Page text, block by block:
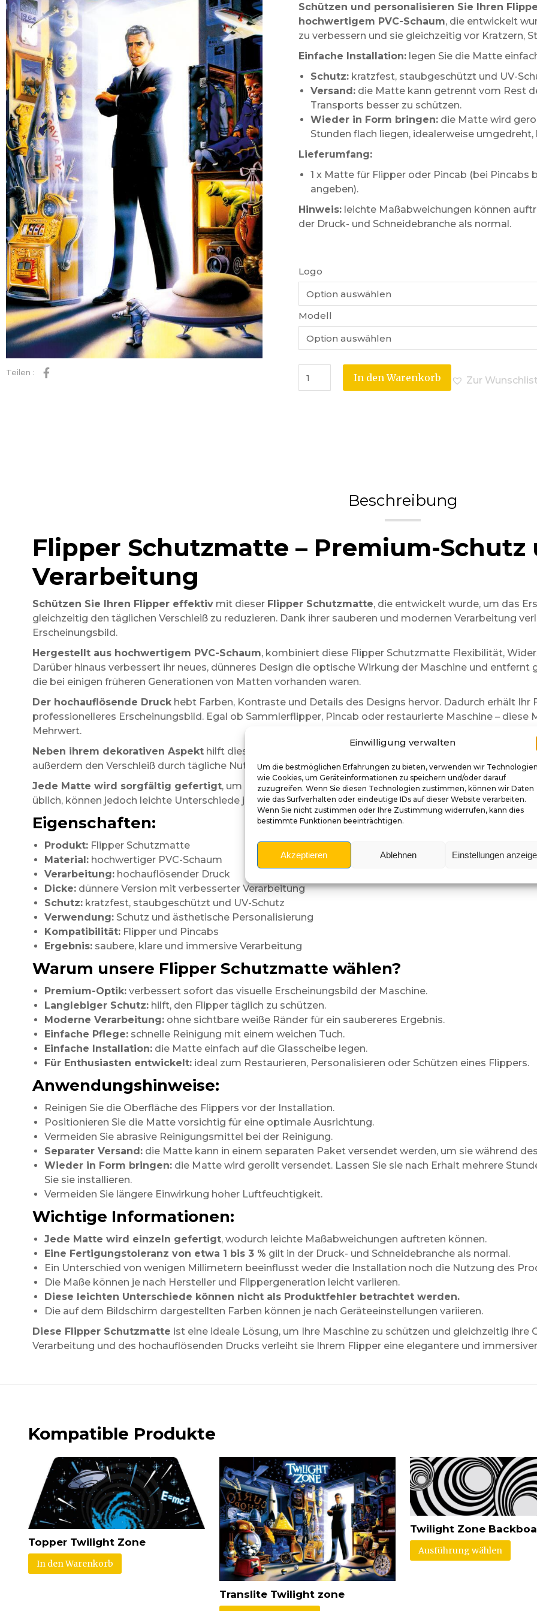
Einwilligung verwalten
Um die bestmöglichen Erfahrungen zu bieten, verwenden wir
wie Cookies, um Geräteinformationen zu speichern und/oder darauf
zuzugreifen. Wenn Sie diesen Technologien zustimmen, können wir Daten
wie das Surfverhalten oder eindeutige IDs auf dieser Website verarbeiten.
Wenn Sie nicht zustimmen oder Ihre Zustimmung widerrufen, kann dies
bestimmte Funktionen beeinträchtigen.
Akzeptieren Ablehnen Einstellungen
Teilen :
Schützen und personalisieren Sie Ihren
hochwertigem PVC-Schaum, die entwickelt
zu verbessern und sie gleichzeitig vor Kratzern,
Einfache Installation:legen Sie die Matte
Schutz:kratzfest, staubgeschützt und UV-
Versand:die Matte kann getrennt vom Rest
Transports besser zu schützen.
Wieder in Form bringen:die Matte wird
Stunden flach liegen, idealerweise umgedreht,
Lieferumfang:
1 x Matte für Flipper oder Pincab (bei
angeben).
Hinweis:leichte Maßabweichungen können
der Druck- und Schneidebranche als normal.
Logo
Modell
In den Warenkorb Zur
Beschreibung
Flipper Schutzmatte – Premium-
Verarbeitung
Schützen Sie Ihren Flipper effektivmit dieser Flipper Schutzmatte, die entwickelt wurde, um das
gleichzeitig den täglichen Verschleiß zu reduzieren. Dank ihrer sauberen und modernen Verarbeitung
Erscheinungsbild.
Hergestellt aus hochwertigem PVC-Schaum, kombiniert diese Flipper Schutzmatte Flexibilität,
Darüber hinaus verbessert ihr neues, dünneres Design die optische Wirkung der Maschine und
die bei einigen früheren Generationen von Matten vorhanden waren.
Der hochauflösende Druckhebt Farben, Kontraste und Details des Designs hervor. Dadurch erhält Ihr
professionelleres Erscheinungsbild. Egal ob Sammlerflipper, Pincab oder restaurierte Maschine –
Mehrwert.
Neben ihrem dekorativen Aspekthilft diese Matte auch dabei, Ihre Maschine vor Mikrokratzern,
außerdem den Verschleiß durch tägliche Nutzung und trägt dazu bei, den allgemeinen Zustand des
Jede Matte wird sorgfältig gefertigt, um eine gleichmäßige und langlebige Verarbeitung zu
üblich, können jedoch leichte Unterschiede je nach Serie, Material oder Flippergeneration auftreten.
Eigenschaften:
Produkt:Flipper Schutzmatte
Material:hochwertiger PVC-Schaum
Verarbeitung:hochauflösender Druck
Dicke:dünnere Version mit verbesserter Verarbeitung
Schutz:kratzfest, staubgeschützt und UV-Schutz
Verwendung:Schutz und ästhetische Personalisierung
Kompatibilität:Flipper und Pincabs
Ergebnis:saubere, klare und immersive Verarbeitung
Warum unsere Flipper Schutzmatte wählen?
Premium-Optik:verbessert sofort das visuelle Erscheinungsbild der Maschine.
Langlebiger Schutz:hilft, den Flipper täglich zu schützen.
Moderne Verarbeitung:ohne sichtbare weiße Ränder für ein saubereres Ergebnis.
Einfache Pflege:schnelle Reinigung mit einem weichen Tuch.
Einfache Installation:die Matte einfach auf die Glasscheibe legen.
Für Enthusiasten entwickelt:ideal zum Restaurieren, Personalisieren oder Schützen eines Flippers.
Anwendungshinweise:
Reinigen Sie die Oberfläche des Flippers vor der Installation.
Positionieren Sie die Matte vorsichtig für eine optimale Ausrichtung.
Vermeiden Sie abrasive Reinigungsmittel bei der Reinigung.
Separater Versand:die Matte kann in einem separaten Paket versendet werden, um sie während
Wieder in Form bringen:die Matte wird gerollt versendet. Lassen Sie sie nach Erhalt mehrere
Sie sie installieren.
Vermeiden Sie längere Einwirkung hoher Luftfeuchtigkeit.
Wichtige Informationen:
Jede Matte wird einzeln gefertigt, wodurch leichte Maßabweichungen auftreten können.
Eine Fertigungstoleranz von etwa 1 bis 3 % gilt in der Druck- und Schneidebranche als normal.
Ein Unterschied von wenigen Millimetern beeinflusst weder die Installation noch die Nutzung des
Die Maße können je nach Hersteller und Flippergeneration leicht variieren.
Diese leichten Unterschiede können nicht als Produktfehler betrachtet werden.
Die auf dem Bildschirm dargestellten Farben können je nach Geräteeinstellungen variieren.
Diese Flipper Schutzmatte ist eine ideale Lösung, um Ihre Maschine zu schützen und gleichzeitig ihre
Verarbeitung und des hochauflösenden Drucks verleiht sie Ihrem Flipper eine elegantere und
Kompatible Produkte
Topper Twilight Zone
In den Warenkorb
Translite Twilight zone
Twilight Zone
Ausführung wählen